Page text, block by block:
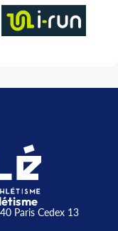
Paris Cedex 13